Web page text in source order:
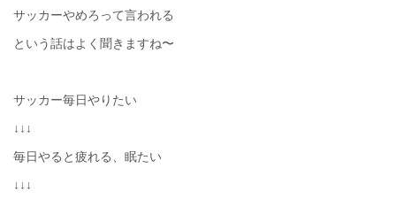
サッカーやめろって言われる
という話はよく聞きますね〜
サッカー毎日やりたい
↓↓↓
毎日やると疲れる、眠たい
↓↓↓